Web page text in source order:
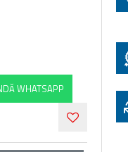
WHATSAPP